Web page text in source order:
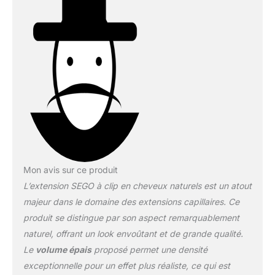
moyenne , parfait pour
créer une chevelure
même, jouis d’une pose
en 1 minute
【Indétectable et
Naturel】 L'extension est
bien pareille au cheveux
humains, personne ne
peut remarquer
Mon avis sur ce produit
L’extension SEGO à clip en cheveux naturels est un atout
majeur dans le domaine des extensions capillaires. Ce
produit se distingue par son aspect remarquablement
naturel, offrant un look envoûtant et de grande qualité.
Le volume épaisproposé permet une densité
exceptionnelle pour un effet plus réaliste, ce qui est